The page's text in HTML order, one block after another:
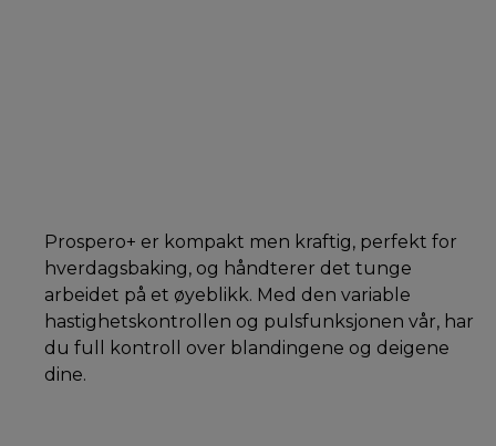
Prospero+ er kompakt men kraftig, perfekt for
hverdagsbaking, og håndterer det tunge
arbeidet på et øyeblikk. Med den variable
hastighetskontrollen og pulsfunksjonen vår, har
du full kontroll over blandingene og deigene
dine.